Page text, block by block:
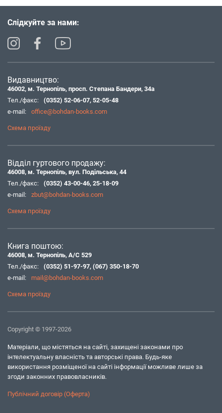
Слідкуйте за нами:
Видавництво:
46002, м. Тернопіль, просп. Степана Бандери, 34а
Тел./факс:
(0352) 52-06-07, 52-05-48
e-mail:
office@bohdan-books.com
Схема проїзду
Відділ гуртового продажу:
46008, м. Тернопіль, вул. Подільська, 44
Тел./факс:
(0352) 43-00-46, 25-18-09
e-mail:
zbut@bohdan-books.com
Схема проїзду
Книга поштою:
46008, м. Тернопіль, А/С 529
Тел./факс:
(0352) 51-97-97, (067) 350-18-70
e-mail:
mail@bohdan-books.com
Схема проїзду
Copyright © 1997-2026
Матеріали, що містяться на сайті, захищені законами про
інтелектуальну власність та авторські права. Будь-яке
використання розміщеної на сайті інформації можливе лише за
згоди законних правовласників.
Публічний договір (Оферта)